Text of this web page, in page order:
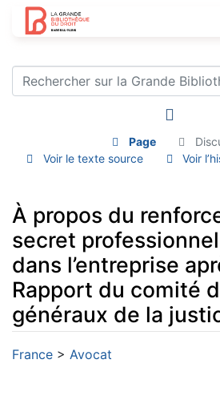
Page
Voir le texte source
Voir
À propos du
secret
dans l’entreprise
Rapport du comité
généraux de la
Aller à : navigation
France > Avocat